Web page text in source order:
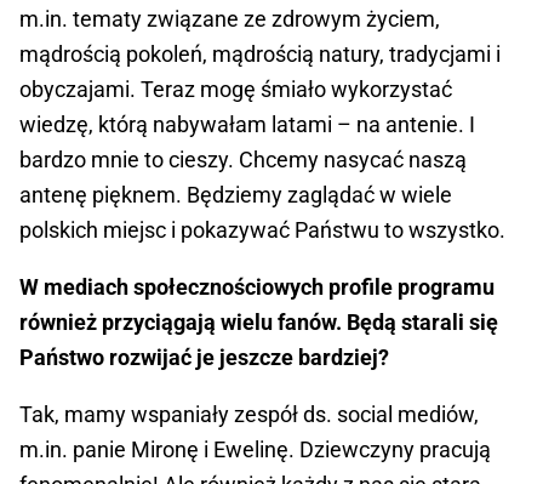
m.in. tematy związane ze zdrowym życiem,
mądrością pokoleń, mądrością natury, tradycjami i
obyczajami. Teraz mogę śmiało wykorzystać
wiedzę, którą nabywałam latami – na antenie. I
bardzo mnie to cieszy. Chcemy nasycać naszą
antenę pięknem. Będziemy zaglądać w wiele
polskich miejsc i pokazywać Państwu to wszystko.
W mediach społecznościowych profile programu
również przyciągają wielu fanów. Będą starali się
Państwo rozwijać je jeszcze bardziej?
Tak, mamy wspaniały zespół ds. social mediów,
m.in. panie Mironę i Ewelinę. Dziewczyny pracują